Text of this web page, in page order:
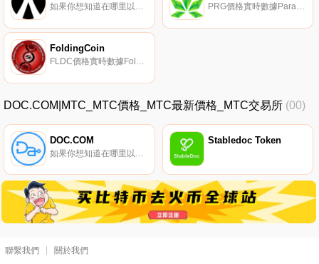
如果你想知道在哪里以當前價格購買Dentacoin,目前交易{Dentacoin]股票的頂級加密貨幣交易所是CoinTiger、HitBTC、LATOKEN、HotDCNt和Mercatox。您可以在我們的加密貨幣交易所頁面上找到其他列表. PRG價格實時數據Paragon（PRG）是一種加密貨幣,在以太坊平臺上運行。Paragon目前的供應量為1649360509.401132,流通中有22266193.8951。最近已知的Paragon價格為0.00248444美元,在過去24小時內上漲了0.00.
FoldingCoin
FLDC價格實時數據FoldingCoin（FLDC）是一種加密貨幣。FoldingCoin目前的供應量為1000000000,流通量為778797162。FoldingCoin的最后已知價格為0.0002745美元,在過去24小時內上漲了0.00.
DOC.COM|MTC_MTC價格_MTC最新價格_MTC交易所 (00)
DOC.COM Stabledoc Token
聯繫我們 關於我們